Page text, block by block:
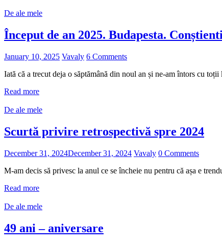
De ale mele
Început de an 2025. Budapesta.
January 10, 2025 Vavaly 6 Comments
Iată că a trecut deja o săptămână din noul an și ne-am întors cu
Read more
De ale mele
Scurtă privire retrospectivă spre 2024
December 31, 2024December 31, 2024 Vavaly 0 Comments
M-am decis să privesc la anul ce se încheie nu pentru că așa e
Read more
De ale mele
49 ani – aniversare